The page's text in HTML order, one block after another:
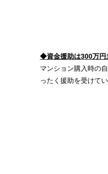
◆資金援助は300万円
マンション購入時の
ったく援助を受けて